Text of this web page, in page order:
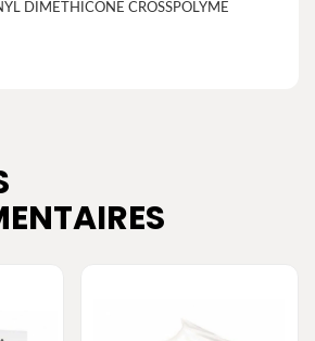
DIMETHICONE CROSSPOLYME